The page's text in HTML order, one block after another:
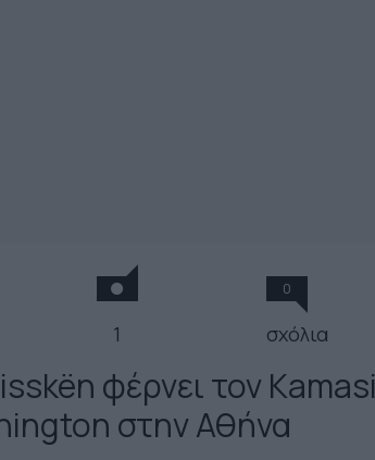
1
0
σχόλια
φέρνει τον Kamasi
στην Αθήνα